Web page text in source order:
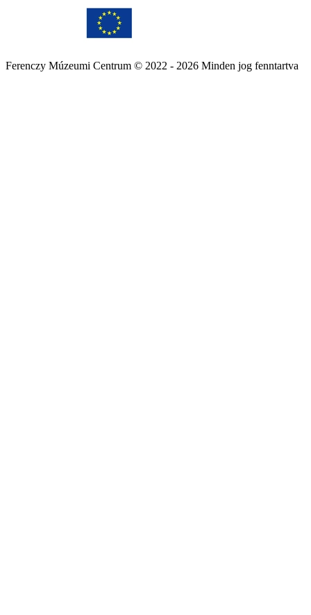
Ferenczy Múzeumi Centrum © 2022 - 2026 Minden jog fenntartva